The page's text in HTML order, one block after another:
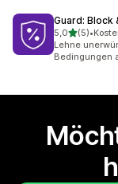
Guard: Block
5,0von 5
(5)
5 •
Lehne
Bedingungen